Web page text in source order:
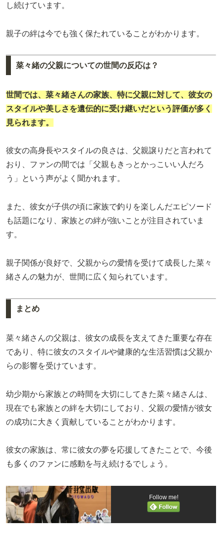
し続けています。
親子の絆は今でも強く保たれていることがわかります。
菜々緒の父親についての世間の反応は？
世間では、菜々緒さんの家族、特に父親に対して、彼女の
スタイルや美しさを遺伝的に受け継いだという評価が多く
見られます。
彼女の高身長やスタイルの良さは、父親譲りだと言われて
おり、ファンの間では「父親もきっとかっこいい人だろ
う」という声がよく聞かれます。
また、彼女が子供の頃に家族で釣りを楽しんだエピソード
も話題になり、家族との絆が強いことが注目されていま
す。
親子関係が良好で、父親からの愛情を受けて成長した菜々
緒さんの魅力が、世間に広く知られています。
まとめ
菜々緒さんの父親は、彼女の成長を支えてきた重要な存在
であり、特に彼女のスタイルや健康的な生活習慣は父親か
らの影響を受けています。
幼少期から家族との時間を大切にしてきた菜々緒さんは、
現在でも家族との絆を大切にしており、父親の愛情が彼女
の成功に大きく貢献していることがわかります。
彼女の家族は、常に彼女の夢を応援してきたことで、今後
も多くのファンに感動を与え続けるでしょう。
Follow me!